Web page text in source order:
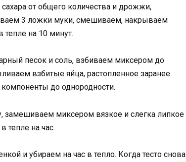
от общего количества и дрожжи,
3 ложки муки, смешиваем, накрываем
на 10 минут.
песок и соль, взбиваем миксером до
взбитые яйца, растопленное заранее
до однородности.
миксером вязкое и слегка липкое
тепле на час.
и убираем на час в тепло. Когда тесто снова